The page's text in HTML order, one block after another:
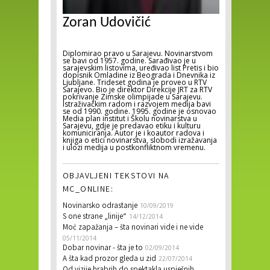
Zoran Udovičić
Diplomirao pravo u Sarajevu. Novinarstvom
se bavi od 1957. godine. Sarađivao je u
sarajevskim listovima, uređivao list Pretis i bio
dopisnik Omladine iz Beograda i Dnevnika iz
Ljubljane. Trideset godina je proveo u RTV
Sarajevo. Bio je direktor Direkcije JRT za RTV
pokrivanje Zimske olimpijade u Sarajevu.
Istraživačkim radom i razvojem medija bavi
se od 1990. godine. 1995. godine je osnovao
Media plan institut i Školu novinarstva u
Sarajevu, gdje je predavao etiku i kulturu
komuniciranja. Autor je i koautor radova i
knjiga o etici novinarstva, slobodi izražavanja
i ulozi medija u postkonfliktnom vremenu.
OBJAVLJENI TEKSTOVI NA
MC_ONLINE:
Novinarsko odrastanje 10/09/2019
S one strane „linije“ 14/12/2014
Moć zapažanja – šta novinari vide i ne vide
05/11/2014
Dobar novinar - šta je to 02/09/2014
A šta kad prozor gleda u zid 22/07/2014